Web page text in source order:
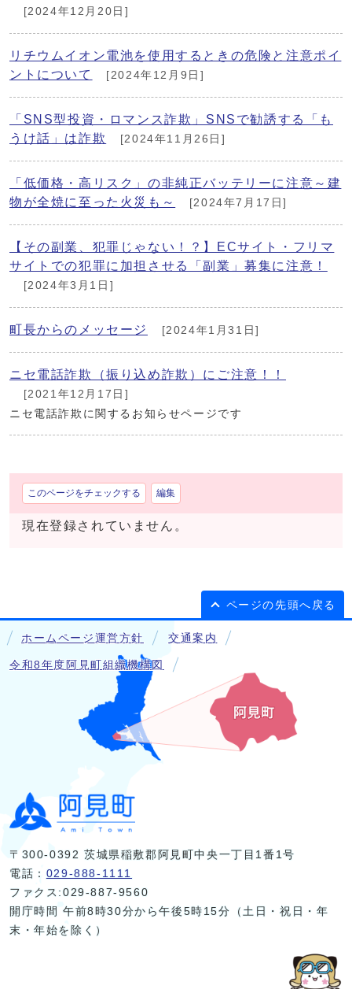
[2024年12月20日]
リチウムイオン電池を使用するときの危険と注意ポイ
ントについて
[2024年12月9日]
「SNS型投資・ロマンス詐欺」SNSで勧誘する「も
うけ話」は詐欺
[2024年11月26日]
「低価格・高リスク」の非純正バッテリーに注意～建
物が全焼に至った火災も～
[2024年7月17日]
【その副業、犯罪じゃない！？】ECサイト・フリマ
サイトでの犯罪に加担させる「副業」募集に注意！
[2024年3月1日]
町長からのメッセージ [2024年1月31日]
ニセ電話詐欺（振り込め詐欺）にご注意！！
[2021年12月17日]
ニセ電話詐欺に関するお知らせページです
このページをチェックする 編集
現在登録されていません。
ページの先頭へ戻る
ホームページ運営方針 交通案内
令和8年度阿見町組織機構図
〒300-0392 茨城県稲敷郡阿見町中央一丁目1番1号
電話： 029-888-1111
ファクス:029-887-9560
開庁時間 午前8時30分から午後5時15分（土日・祝日・年
末・年始を除く）